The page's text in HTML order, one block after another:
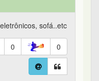
sofá..etc
0 0